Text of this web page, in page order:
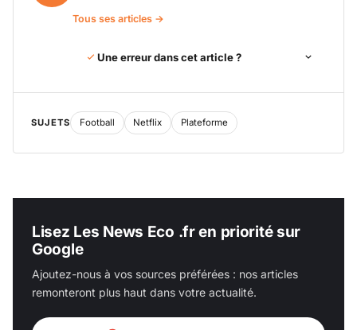
Tous ses articles →
Une erreur dans cet article ?
SUJETS Football Netflix Plateforme
Lisez Les News Eco .fr en priorité sur
Google
Ajoutez-nous à vos sources préférées : nos articles
remonteront plus haut dans votre actualité.